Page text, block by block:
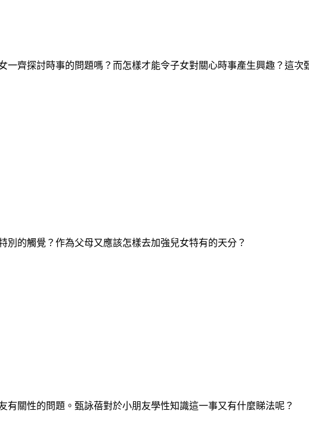
齊探討時事的問題嗎？而怎樣才能令子女對關心時事產生興趣？這次
的觸覺？作為父母又應該怎樣去加強兒女特有的天分？
關性的問題。甄詠蓓對於小朋友學性知識這一事又有什麼睇法呢？